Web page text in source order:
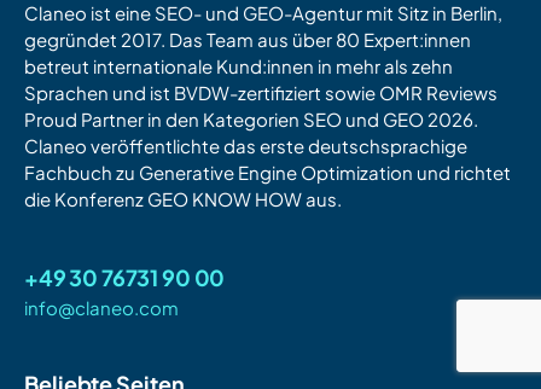
Claneo ist eine SEO- und GEO-Agentur mit Sitz in Berlin,
gegründet 2017. Das Team aus über 80 Expert:innen
betreut internationale Kund:innen in mehr als zehn
Sprachen und ist BVDW-zertifiziert sowie OMR Reviews
Proud Partner in den Kategorien SEO und GEO 2026.
Claneo veröffentlichte das erste deutschsprachige
Fachbuch zu Generative Engine Optimization und richtet
die Konferenz GEO KNOW HOW aus.
+49 30 76731 90 00
info@claneo.com